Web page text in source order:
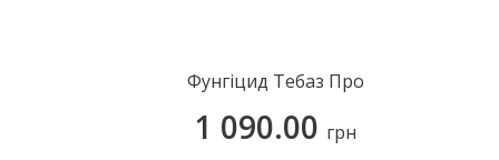
Фунгiцид Тебаз Про
1 090.00 грн